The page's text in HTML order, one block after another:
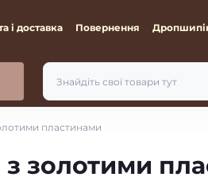
і доставка Повернення
пластинами
з золотими